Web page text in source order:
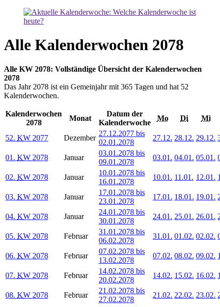
Alle Kalenderwochen 2078
Alle KW 2078: Vollständige Übersicht der Kalenderwochen
2078
Das Jahr 2078 ist ein Gemeinjahr mit 365 Tagen und hat 52
Kalenderwochen.
Kalenderwochen
2078
Monat
Datum der
Kalenderwoche
Mo Di Mi
52. KW 2077 Dezember
27.12.2077 bis
02.01.2078
27.12. 28.12. 29.12.
01. KW 2078 Januar
03.01.2078 bis
09.01.2078
03.01. 04.01. 05.01.
02. KW 2078 Januar
10.01.2078 bis
16.01.2078
10.01. 11.01. 12.01.
03. KW 2078 Januar
17.01.2078 bis
23.01.2078
17.01. 18.01. 19.01.
04. KW 2078 Januar
24.01.2078 bis
30.01.2078
24.01. 25.01. 26.01.
05. KW 2078 Februar
31.01.2078 bis
06.02.2078
31.01. 01.02. 02.02.
06. KW 2078 Februar
07.02.2078 bis
13.02.2078
07.02. 08.02. 09.02.
07. KW 2078 Februar
14.02.2078 bis
20.02.2078
14.02. 15.02. 16.02.
08. KW 2078 Februar
21.02.2078 bis
27.02.2078
21.02. 22.02. 23.02.